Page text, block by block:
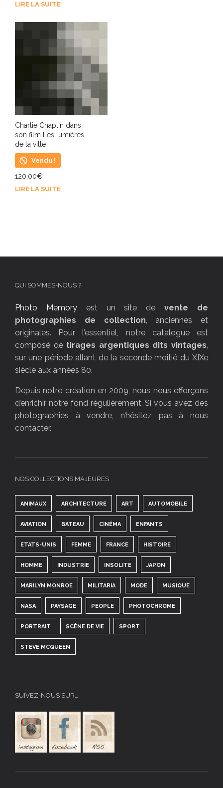
LIRE LA SUITE
Charlie Chaplin dans
son film Les lumières
de la ville
Vendu !
120,00€
LIRE LA SUITE
QUI SOMMES-NOUS ?
Photo Memoryest un site devente de
photographies de collection, anciennes et
originales. Pour l’essentiel, notre catalogue est
composé de tirages argentiques dits vintages,
sur une période allant de la seconde moitié du XIXe
siècle aux années 80.
Depuis notre création en 2009, nous nous efforçons
d’enrichir notre fond régulièrement. Si vous avez des
photographies à vendre, n’hésitez pas à nous
contacter.
NOS COLLECTIONS MAJEURES
ANIMAUX ARCHITECTURE ART AUTOMOBILE
AVIATION BATEAU CINÉMA ENFANTS
ETATS-UNIS FEMME FRANCE HISTOIRE
HOMME INDUSTRIE INSOLITE JAPON
MARILYN MONROE MILITARIA MODE MUSIQUE
NASA PAYSAGE PEOPLE PHOTOCHROME
PORTRAIT SCÈNE DE VIE SPORT
STEVE MCQUEEN
SUIVEZ-NOUS SUR…